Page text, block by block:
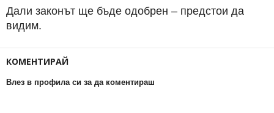
Дали законът ще бъде одобрен – предстои да
видим.
КОМЕНТИРАЙ
Влез в профила си за да коментираш